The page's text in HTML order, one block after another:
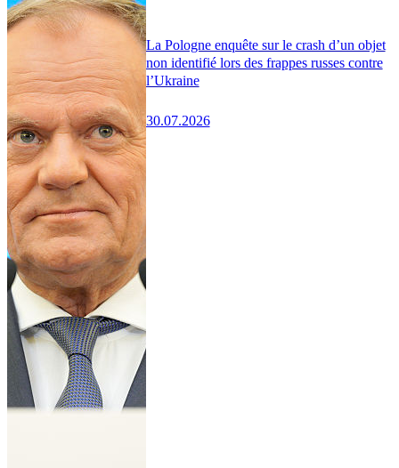
La Pologne enquête sur le crash d’un objet
non identifié lors des frappes russes contre
l’Ukraine
30.07.2026